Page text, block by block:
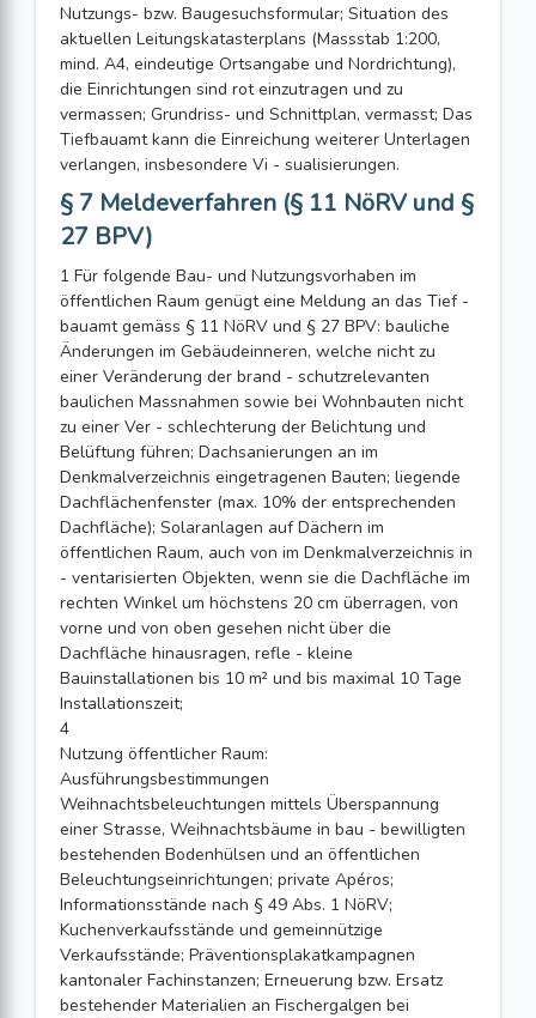
Nutzungs- bzw. Baugesuchsformular; Situation des
aktuellen Leitungskatasterplans (Massstab 1:200,
mind. A4, eindeutige Ortsangabe und Nordrichtung),
die Einrichtungen sind rot einzutragen und zu
vermassen; Grundriss- und Schnittplan, vermasst; Das
Tiefbauamt kann die Einreichung weiterer Unterlagen
verlangen, insbesondere Vi - sualisierungen.
§ 7 Meldeverfahren (§ 11 NöRV und §
27 BPV)
1 Für folgende Bau- und Nutzungsvorhaben im
öffentlichen Raum genügt eine Meldung an das Tief -
bauamt gemäss § 11 NöRV und § 27 BPV: bauliche
Änderungen im Gebäudeinneren, welche nicht zu
einer Veränderung der brand - schutzrelevanten
baulichen Massnahmen sowie bei Wohnbauten nicht
zu einer Ver - schlechterung der Belichtung und
Belüftung führen; Dachsanierungen an im
Denkmalverzeichnis eingetragenen Bauten; liegende
Dachflächenfenster (max. 10% der entsprechenden
Dachfläche); Solaranlagen auf Dächern im
öffentlichen Raum, auch von im Denkmalverzeichnis in
- ventarisierten Objekten, wenn sie die Dachfläche im
rechten Winkel um höchstens 20 cm überragen, von
vorne und von oben gesehen nicht über die
Dachfläche hinausragen, refle - kleine
Bauinstallationen bis 10 m² und bis maximal 10 Tage
Installationszeit;
4
Nutzung öffentlicher Raum:
Ausführungsbestimmungen
Weihnachtsbeleuchtungen mittels Überspannung
einer Strasse, Weihnachtsbäume in bau - bewilligten
bestehenden Bodenhülsen und an öffentlichen
Beleuchtungseinrichtungen; private Apéros;
Informationsstände nach § 49 Abs. 1 NöRV;
Kuchenverkaufsstände und gemeinnützige
Verkaufsstände; Präventionsplakatkampagnen
kantonaler Fachinstanzen; Erneuerung bzw. Ersatz
bestehender Materialien an Fischergalgen bei